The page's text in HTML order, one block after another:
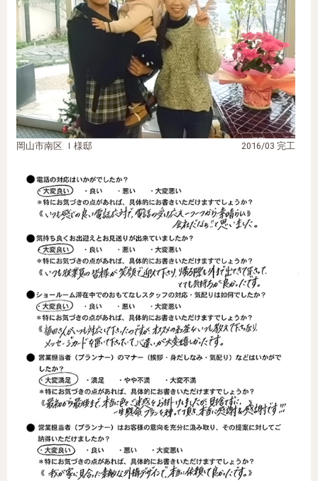
岡山市南区 Ｉ様邸 2016/03 完工